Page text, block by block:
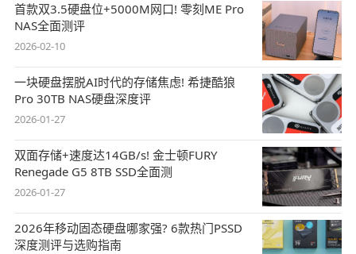
首款双3.5硬盘位+5000M网口! 零刻ME Pro
NAS全面测评
2026-02-10
一块硬盘摆脱AI时代的存储焦虑! 希捷酷狼
Pro 30TB NAS硬盘深度评
2026-01-27
双面存储+速度达14GB/s! 金士顿FURY
Renegade G5 8TB SSD全面测
2026-01-27
2026年移动固态硬盘哪家强? 6款热门PSSD
深度测评与选购指南